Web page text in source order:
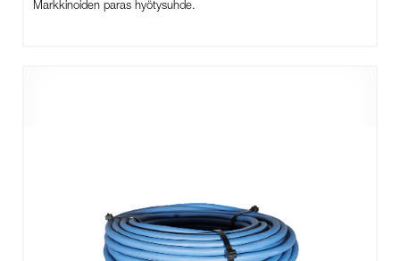
Markkinoiden paras hyötysuhde.